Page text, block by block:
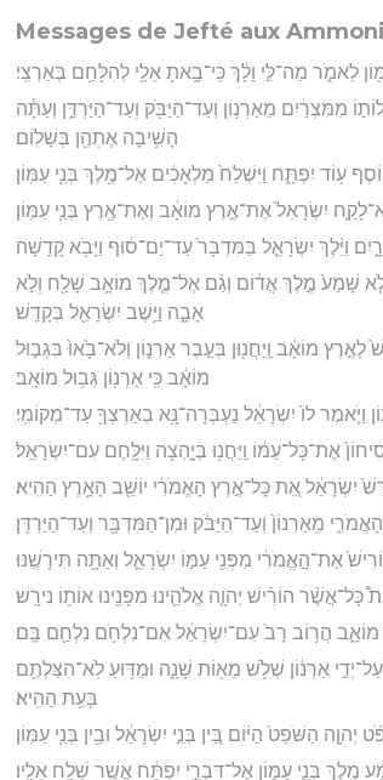
Messages de Jefté aux
לֵאמֹ֑ר מַה־לִּ֣י וָלָ֔ךְ כִּֽי־בָ֥אתָ אֵלַ֖י לְהִלָּחֵ֥ם בְּאַרְצִֽי׃
מִמִּצְרַ֔יִם מֵאַרְנ֥וֹן וְעַד־הַיַּבֹּ֖ק וְעַד־הַיַּרְדֵּ֑ן וְעַתָּ֕ה
הָשִׁ֥יבָה אֶתְהֶ֖ן בְּשָׁלֽוֹם׃
ע֖וֹד יִפְתָּ֑ח וַיִּשְׁלַח֙ מַלְאָכִ֔ים אֶל־מֶ֖לֶךְ בְּנֵ֥י עַמּֽוֹן׃
יִשְׂרָאֵל֙ אֶת־אֶ֣רֶץ מוֹאָ֔ב וְאֶת־אֶ֖רֶץ בְּנֵ֥י עַמּֽוֹן׃
וַיֵּ֨לֶךְ יִשְׂרָאֵ֤ל בַּמִּדְבָּר֙ עַד־יַם־ס֔וּף וַיָּבֹ֖א קָדֵֽשָׁה׃
שָׁמַע֙ מֶ֣לֶךְ אֱד֔וֹם וְגַ֨ם אֶל־מֶ֧לֶךְ מוֹאָ֛ב שָׁלַ֖ח וְלֹ֣א
אָבָ֑ה וַיֵּ֥שֶׁב יִשְׂרָאֵ֖ל בְּקָדֵֽשׁ׃
מוֹאָ֔ב וַֽיַּחֲנ֖וּן בְּעֵ֣בֶר אַרְנ֑וֹן וְלֹא־בָ֙אוּ֙ בִּגְב֣וּל
מוֹאָ֔ב כִּ֥י אַרְנ֖וֹן גְּב֥וּל מוֹאָֽב׃
לוֹ֙ יִשְׂרָאֵ֔ל נַעְבְּרָה־נָּ֥א בְאַרְצְךָ֖ עַד־מְקוֹמִֽי׃
אֶת־כָּל־עַמּ֔וֹ וַֽיַּחֲנ֖וּ בְּיָ֑הְצָה וַיִּלָּ֖חֶם עִם־יִשְׂרָאֵֽל׃
יִשְׂרָאֵ֔ל אֵ֚ת כָּל־אֶ֣רֶץ הָאֱמֹרִ֔י יוֹשֵׁ֖ב הָאָ֥רֶץ הַהִֽיא׃
מֵֽאַרְנוֹן֙ וְעַד־הַיַּבֹּ֔ק וּמִן־הַמִּדְבָּ֖ר וְעַד־הַיַּרְדֵּֽן׃
אֶת־הָ֣אֱמֹרִ֔י מִפְּנֵ֖י עַמּ֣וֹ יִשְׂרָאֵ֑ל וְאַתָּ֖ה תִּירָשֶֽׁנּוּ׃
הוֹרִ֜ישׁ יְהוָ֧ה אֱלֹהֵ֛ינוּ מִפָּנֵ֖ינוּ אוֹת֥וֹ נִירָֽשׁ׃
הֲר֥וֹב רָב֙ עִם־יִשְׂרָאֵ֔ל אִם־נִלְחֹ֥ם נִלְחַ֖ם בָּֽם׃
אַרְנ֔וֹן שְׁלֹ֥שׁ מֵא֖וֹת שָׁנָ֑ה וּמַדּ֥וּעַ לֹֽא־הִצַּלְתֶּ֖ם
בָּעֵ֥ת הַהִֽיא׃
הַשֹּׁפֵט֙ הַיּ֔וֹם בֵּ֚ין בְּנֵ֣י יִשְׂרָאֵ֔ל וּבֵ֖ין בְּנֵ֥י עַמּֽוֹן׃
מֶ֖לֶךְ בְּנֵ֣י עַמּ֑וֹן אֶל־דִּבְרֵ֣י יִפְתָּ֔ח אֲשֶׁ֥ר שָׁלַ֖ח אֵלָֽיו׃